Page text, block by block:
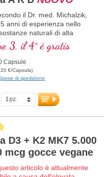
il Dr. med. Michalzik,
anni di esperienza nello
naturali di alta
µg di vitamina A, 150 µg di
all-trans MK-7, 50 µg di
(2.000 I. E.), 250 mg di
Sango da
e 12,5 mg di
innovativa delle
A, D3 e K2 (MK-7) con
e fosfatidilcolina.
informazioni su Vitamina A
3, il 4° è gratis
Capsule
€/Capsula)
di spedizione
of 5 out of 5 stars
D3 + K2 MK7 5.000
mcg gocce vegane
articolo è attualmente